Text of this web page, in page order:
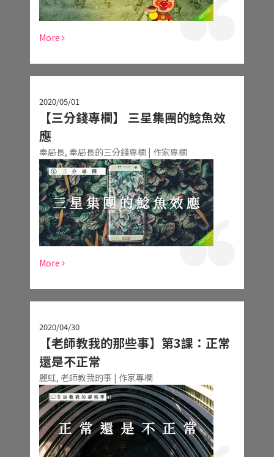
More
2020/05/01
【三分錢專欄】 三星集團的鯰魚效
應
奉局長, 奉局長的三分錢專欄 | 作家專欄
More
2020/04/30
【老師教我的那些事】第3課：正常
還是不正常
麗虹, 老師教我的事 | 作家專欄